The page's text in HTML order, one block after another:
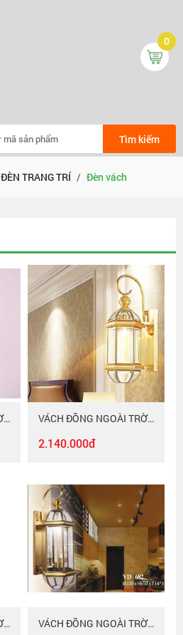
Tìm kiếm
0
ĐÈN TRANG TRÍ Đèn vách
VÁCH ĐỒNG NGOÀI TRỜI VD - 680A - 20 VÁCH ĐỒNG NGOÀI TRỜI VD - 683
2.140.000đ
VÁCH ĐỒNG NGOÀI TRỜI VD - 680M - 21 VÁCH ĐỒNG NGOÀI TRỜI VD - 682